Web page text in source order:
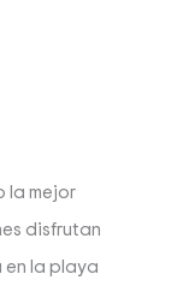
la mejor
disfrutan
en la playa